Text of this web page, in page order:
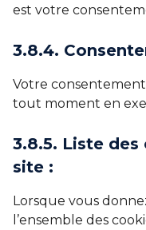
est votre
3.8.4.
Votre
tout moment en
3.8.5. Liste
site :
Lorsque vous
l’ensemble des